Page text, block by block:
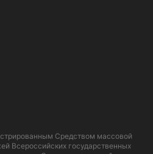
Средством массовой
Всероссийских государственных